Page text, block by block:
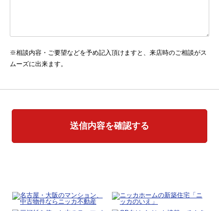
※相談内容・ご要望などを予め記入頂けますと、来店時のご相談がス
ムーズに出来ます。
送信内容を確認する